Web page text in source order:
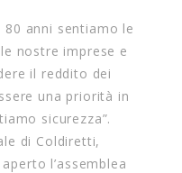
anni sentiamo le
nostre imprese e
il reddito dei
una priorità in
sicurezza”.
di Coldiretti,
l’assemblea